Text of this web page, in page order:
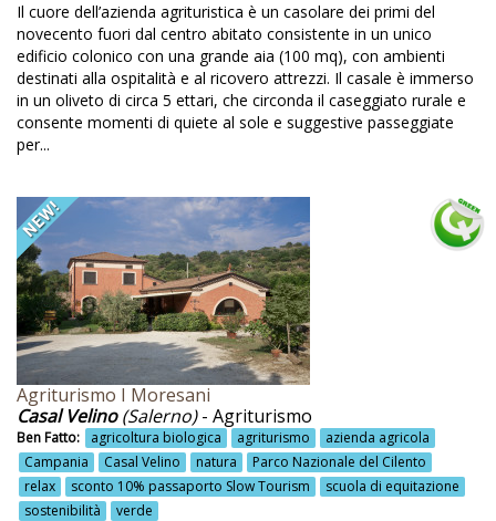
Corsi di italiano
Corsi di mosaico
Corsi di panificazione
Corsi di pasta fresca
Corsi di pittura
Corsi di ricamo punto assisi
Corsi di tintura lana con erbe
Corsi di yoga
Corsi e laboratori per bambini e famiglie
Corsi gestione animali
Corso di cucina
Cortesia
Cosenza
Il cuore dell’azienda agrituristica è un casolare dei primi del
novecento fuori dal centro abitato consistente in un unico
edificio colonico con una grande aia (100 mq), con ambienti
destinati alla ospitalità e al ricovero attrezzi. Il casale è immerso
in un oliveto di circa 5 ettari, che circonda il caseggiato rurale e
consente momenti di quiete al sole e suggestive passeggiate
per...
Agriturismo I Moresani
Casal Velino(Salerno)- Agriturismo
Ben Fatto: agricoltura biologica agriturismo
azienda agricola
Campania
Casal Velino natura
Parco Nazionale del Cilento
relax
sconto 10% passaporto Slow Tourism
scuola di equitazione
sostenibilità
verde